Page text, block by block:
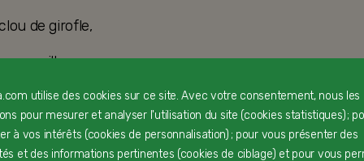
de girofle,
vanille.
de présenter à votre grand bébé des aliments
façon différente :
noir et purée de pommes de terre
utilise des cookies sur ce site. Avec votre consentement, nous les
pour mesurer et analyser l'utilisation du site (cookies statistiques) ;
à vos intérêts (cookies de personnalisation) ; pour vous présenter des
et des informations pertinentes (cookies de ciblage) et pour vous